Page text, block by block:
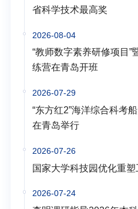
省科学技术最高奖
2026-08-04
“教师数字素养研修项目”
练营在青岛开班
2026-07-29
“东方红2”海洋综合科考
在青岛举行
2026-07-26
国家大学科技园优化重
2026-07-24